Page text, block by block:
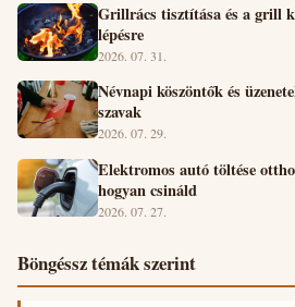
Grillrács tisztítása és a grill
lépésre
2026. 07. 31.
Névnapi köszöntők és
szavak
2026. 07. 29.
Elektromos autó töltése
hogyan csináld
2026. 07. 27.
Böngéssz témák szerint